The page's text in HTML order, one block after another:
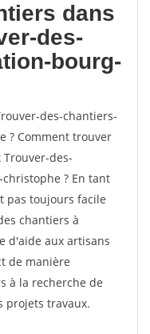
dans
des-
bourg-
des-chantiers-
? Comment trouver
des-
? En tant
pas toujours facile
chantiers à
d'aide aux artisans
de manière
à la recherche de
projets travaux.